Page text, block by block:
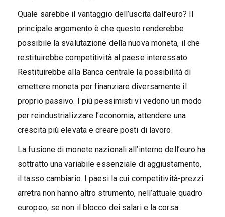
Quale sarebbe il vantaggio dell’uscita dall’euro? Il
principale argomento è che questo renderebbe
possibile la svalutazione della nuova moneta, il che
restituirebbe competitività al paese interessato.
Restituirebbe alla Banca centrale la possibilità di
emettere moneta per finanziare diversamente il
proprio passivo. I più pessimisti vi vedono un modo
per reindustrializzare l’economia, attendere una
crescita più elevata e creare posti di lavoro.
La fusione di monete nazionali all’interno dell’euro ha
sottratto una variabile essenziale di aggiustamento,
il tasso cambiario. I paesi la cui competitività-prezzi
arretra non hanno altro strumento, nell’attuale quadro
europeo, se non il blocco dei salari e la corsa